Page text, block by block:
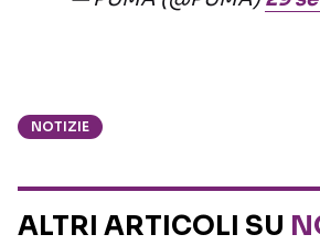
NOTIZIE
ALTRI ARTICOLI SU